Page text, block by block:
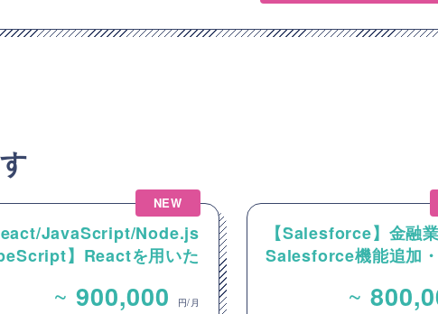
NEW
JavaScript/Node.js
】Reactを用いた
ロントエンド開発案件
~ 900,000 円/月
【Salesforce】金融
Salesforce機能追加
~